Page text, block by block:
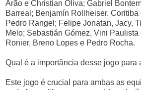
Arão e Christian Oliva; Gabriel
Barreal; Benjamín Rollheiser. Coritiba
Pedro Rangel; Felipe Jonatan, Jacy,
Melo; Sebastián Gómez, Vini Paulista
Ronier, Breno Lopes e Pedro Rocha.
Qual é a importância desse jogo para
Este jogo é crucial para ambas as